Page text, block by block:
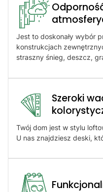
Jest to doskonały wybór
konstrukcjach
straszny śnieg, deszcz,
Szeroki
Twój dom jest w stylu
U nas znajdziesz deski,